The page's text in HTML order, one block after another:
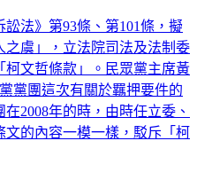
法》第93條、第101條，擬
之虞」，立法院司法及法制委
文哲條款」。民眾黨主席黃
黨團這次有關於羈押要件的
2008年的時，由時任立委、
的內容一模一樣，駁斥「柯